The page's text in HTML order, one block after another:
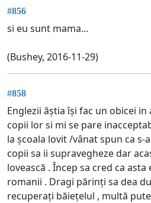
#856
si eu sunt mama...
(Bushey, 2016-11-29)
#858
Englezii ăștia își fac un obicei
copii lor si mi se pare
la școala lovit /vânat spun ca s-
copii sa ii supravegheze dar
lovească . Încep sa cred ca
romanii . Dragi părinți sa dea
recuperați băiețelul , multă